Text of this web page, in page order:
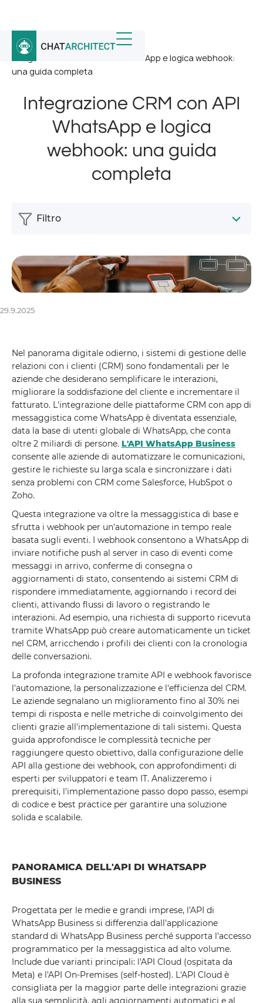
Home / Notizia /
Integrazione CRM con API WhatsApp e logica webhook:
una guida completa
Integrazione CRM con API
WhatsApp e logica
webhook: una guida
completa
29.9.2025
Nel panorama digitale odierno, i sistemi di gestione delle
relazioni con i clienti (CRM) sono fondamentali per le
aziende che desiderano semplificare le interazioni,
migliorare la soddisfazione del cliente e incrementare il
fatturato. L'integrazione delle piattaforme CRM con app di
messaggistica come WhatsApp è diventata essenziale,
data la base di utenti globale di WhatsApp, che conta
oltre 2 miliardi di persone. L'API WhatsApp Business
consente alle aziende di automatizzare le comunicazioni,
gestire le richieste su larga scala e sincronizzare i dati
senza problemi con CRM come Salesforce, HubSpot o
Zoho.
Questa integrazione va oltre la messaggistica di base e
sfrutta i webhook per un'automazione in tempo reale
basata sugli eventi. I webhook consentono a WhatsApp di
inviare notifiche push al server in caso di eventi come
messaggi in arrivo, conferme di consegna o
aggiornamenti di stato, consentendo ai sistemi CRM di
rispondere immediatamente, aggiornando i record dei
clienti, attivando flussi di lavoro o registrando le
interazioni. Ad esempio, una richiesta di supporto ricevuta
tramite WhatsApp può creare automaticamente un ticket
nel CRM, arricchendo i profili dei clienti con la cronologia
delle conversazioni.
La profonda integrazione tramite API e webhook favorisce
l'automazione, la personalizzazione e l'efficienza del CRM.
Le aziende segnalano un miglioramento fino al 30% nei
tempi di risposta e nelle metriche di coinvolgimento dei
clienti grazie all'implementazione di tali sistemi. Questa
guida approfondisce le complessità tecniche per
raggiungere questo obiettivo, dalla configurazione delle
API alla gestione dei webhook, con approfondimenti di
esperti per sviluppatori e team IT. Analizzeremo i
prerequisiti, l'implementazione passo dopo passo, esempi
di codice e best practice per garantire una soluzione
solida e scalabile.
PANORAMICA DELL'API DI WHATSAPP
BUSINESS
Progettata per le medie e grandi imprese, l'API di
WhatsApp Business si differenzia dall'applicazione
standard di WhatsApp Business perché supporta l'accesso
programmatico per la messaggistica ad alto volume.
Include due varianti principali: l'API Cloud (ospitata da
Meta) e l'API On-Premises (self-hosted). L'API Cloud è
consigliata per la maggior parte delle integrazioni grazie
alla sua semplicità, agli aggiornamenti automatici e al
Filtro